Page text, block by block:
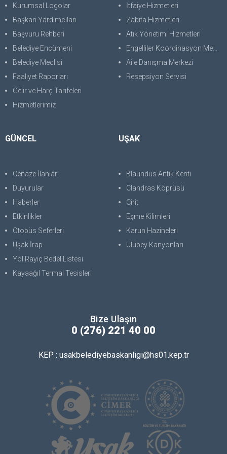
Kurumsal Logolar
Başkan Yardımcıları
Başvuru Rehberi
Belediye Encümeni
Belediye Meclisi
Faaliyet Raporları
Gelir ve Harç Tarifeleri
Hizmetlerimiz
İtfaiye Hizmetleri
Zabıta Hizmetleri
Atık Yönetimi Hizmetleri
Engelliler Koordinasyon Merkezi
Aile Danışma Merkezi
Resepsiyon Servisi
GÜNCEL
Cenaze İlanları
Duyurular
Haberler
Etkinlikler
Otobüs Seferleri
Uşak İrap
Yol Rayiç Bedel Listesi
Kayaağıl Termal Tesisleri
UŞAK
Blaundus Antik Kenti
Clandras Köprüsü
Cirit
Eşme Kilimleri
Karun Hazineleri
Ulubey Kanyonları
Bize Ulaşın
0 (276) 221 40 00
KEP : usakbelediyebaskanligi@hs01.kep.tr